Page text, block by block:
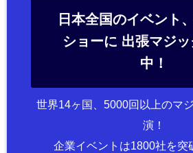
日本全国のイベント
ショーに 出張マジ
中！
世界14ヶ国、5000回以上のマ
演！
企業イベントは1800社を突